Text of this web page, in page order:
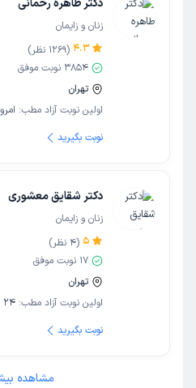
دکتر طاهره رحمانی
زنان و زایمان
4.3
(
1269 نظر)
3854 نوبت موفق
تهران
اولین نوبت آزاد مطب:
نوبت بگیرید
دکتر شقایق معشوری
زنان و زایمان
5
(
4 نظر)
17 نوبت موفق
تهران
اولین نوبت آزاد مطب: 24 مرداد 1405
نوبت بگیرید
مشاهده